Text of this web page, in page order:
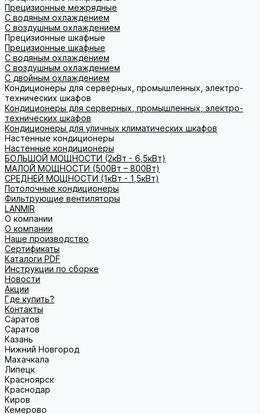
Прецизионные межрядные
С водяным охлаждением
С воздушным охлаждением
Прецизионные шкафные
Прецизионные шкафные
С водяным охлаждением
С воздушным охлаждением
С двойным охлаждением
Кондиционеры для серверных, промышленных, электро-
технических шкафов
Кондиционеры для серверных, промышленных, электро-
технических шкафов
Кондиционеры для уличных климатических шкафов
Настенные кондиционеры
Настенные кондиционеры
БОЛЬШОЙ МОЩНОСТИ (2кВт - 6,5кВт)
МАЛОЙ МОЩНОСТИ (500Вт – 800Вт)
СРЕДНЕЙ МОЩНОСТИ (1кВт - 1,5кВт)
Потолочные кондиционеры
Фильтрующие вентиляторы
LANMIR
О компании
О компании
Наше производство
Сертификаты
Каталоги PDF
Инструкции по сборке
Новости
Акции
Где купить?
Контакты
Саратов
Саратов
Казань
Нижний Новгород
Махачкала
Липецк
Красноярск
Краснодар
Киров
Кемерово